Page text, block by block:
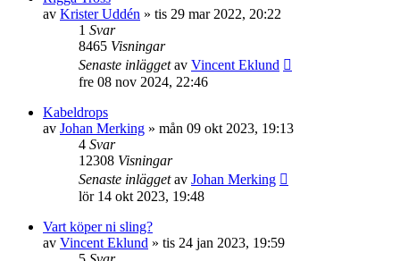
av Krister Uddén » tis 29 mar 2022, 20:22
1 Svar
8465 Visningar
Senaste inläggetav Vincent Eklund
fre 08 nov 2024, 22:46
Kabeldrops
av Johan Merking » mån 09 okt 2023, 19:13
4 Svar
12308 Visningar
Senaste inläggetav Johan Merking
lör 14 okt 2023, 19:48
Vart köper ni sling?
av Vincent Eklund » tis 24 jan 2023, 19:59